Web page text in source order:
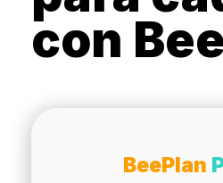
con
BeePlan